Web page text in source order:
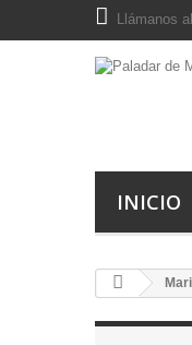
Llámanos
INICIO